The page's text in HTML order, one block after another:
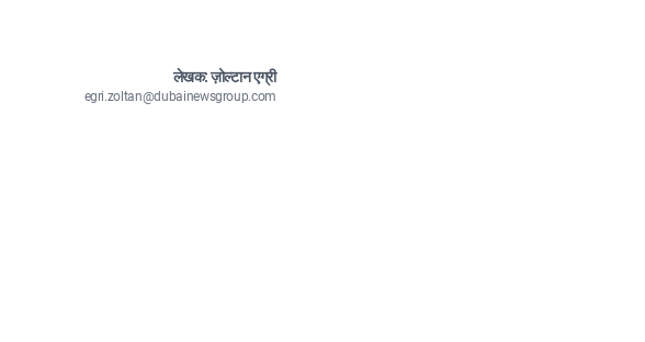
लेखक: ज़ोल्टान एग्री
egri.zoltan@dubainewsgroup.com